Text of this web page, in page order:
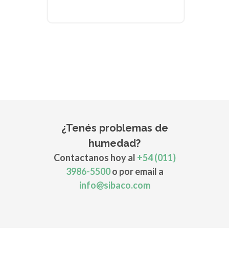
¿Tenés problemas de
humedad?
Contactanos hoy al +54 (011)
3986-5500o por email a
info@sibaco.com